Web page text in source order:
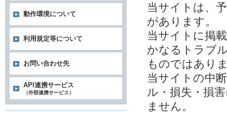
当サイトは、
があります。
当サイトに掲
かなるトラブ
ものではあり
当サイトの中
ル・損失・損
ません。
動作環境について
利用規定等について
お問い合わせ先
API連携サービス
（外部連携サービス）